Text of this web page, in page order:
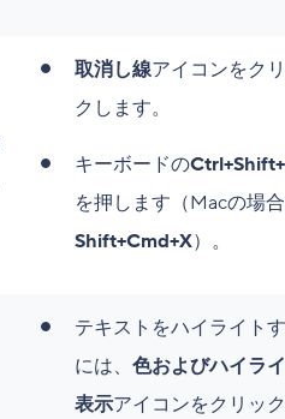
取消し線アイコンをク
クします。
キーボードの
を押します（Macの場
Shift+Cmd+X）。
テキストをハイライト
には、 色およびハイラ
表示アイコンをクリック